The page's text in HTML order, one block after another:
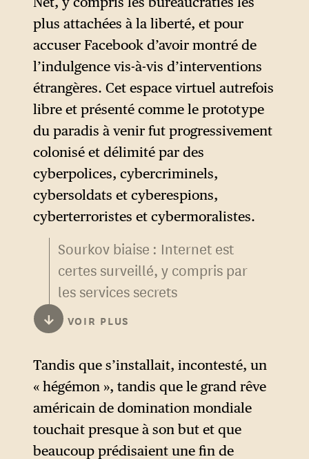
années 2000, contre la
mondialisation, contre le
« monde plat sans frontières »
(expression de Thomas
Friedman à propos d’Internet,
qui conçoit le monde comme
une plate-forme de libre
circulation d’idées). Cette
déclaration présomptueuse
ne correspond pas à la réalité.
En France, par exemple, le
Front National existe depuis
plusieurs dizaines d’années et
n’avait aucun besoin de puiser
ses idées en Russie. Plus
populismes a des origines
diverses, en grande partie, il
s’agit de la grogne sociale des
couches paupérisées, victimes
de la mondialisation, dans
plus attachées à la liberté, et pour
accuser Facebook d’avoir montré de
l’indulgence vis-à-vis d’interventions
étrangères. Cet espace virtuel autrefois
libre et présenté comme le prototype
du paradis à venir fut progressivement
colonisé et délimité par des
cyberpolices, cybercriminels,
cybersoldats et cyberespions,
cyberterroristes et cybermoralistes.
Sourkov biaise : Internet est
certes surveillé, y compris par
les services secrets
américains, pour des raisons
sécuritaires, mais surveiller et
interdire sont deux choses
différentes. La Russie est
parmi les pays qui bloquent
l’accès aux sites de
l’opposition et qui poursuivent
↓ VOIR PLUS
Tandis que s’installait, incontesté, un
« hégémon », tandis que le grand rêve
américain de domination mondiale
touchait presque à son but et que
beaucoup prédisaient une fin de